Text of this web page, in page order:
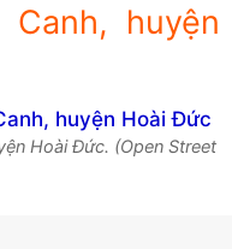
huyện
Hoài Đức. (Open Street